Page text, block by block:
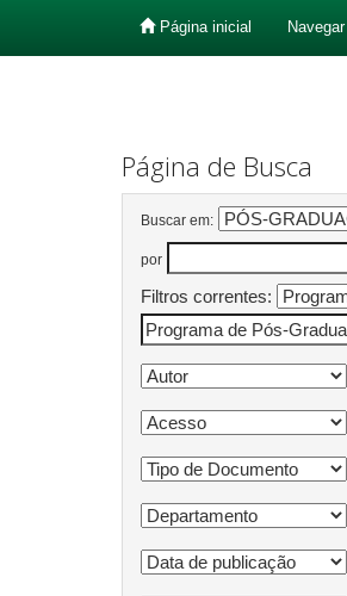
Página inicial Navegar
Página de Busca
Buscar em:
por
Filtros correntes: